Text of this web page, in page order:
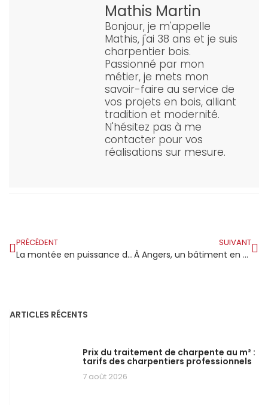
Mathis Martin
Bonjour, je m'appelle
Mathis, j'ai 38 ans et je suis
charpentier bois.
Passionné par mon
métier, je mets mon
savoir-faire au service de
vos projets en bois, alliant
tradition et modernité.
N'hésitez pas à me
contacter pour vos
réalisations sur mesure.
PRÉCÉDENT
La montée en puissance de la construction en bois stimule les ambitions de LCA
SUIVANT
À Angers, un bâtiment en bois de 10 étages ouvre la voie au projet de rénovation innovant de Belle Beille
ARTICLES RÉCENTS
Prix du traitement de charpente au m² :
tarifs des charpentiers professionnels
7 août 2026